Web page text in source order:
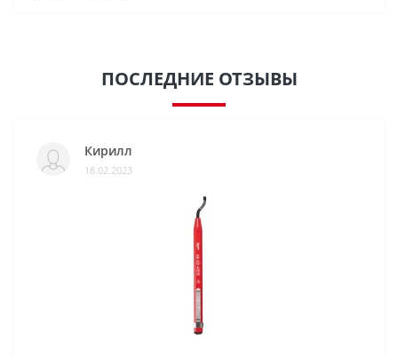
ПОСЛЕДНИЕ ОТЗЫВЫ
Кирилл
18.02.2023